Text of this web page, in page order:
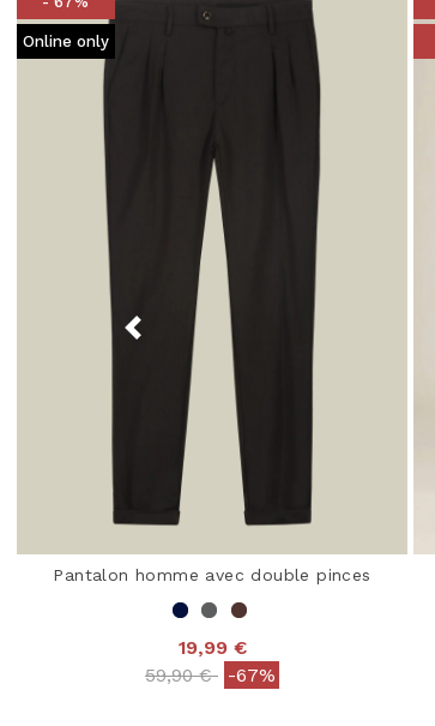
Online only
Pantalon homme avec double pinces
19,99 €
Price reduced from
59,90 €to-67%